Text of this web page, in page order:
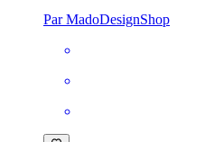
Par MadoDesignShop